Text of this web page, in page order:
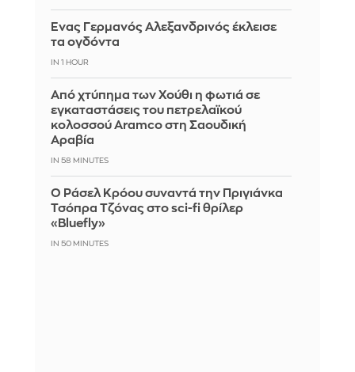
Ένας Γερμανός Αλεξανδρινός έκλεισε
τα ογδόντα
IN 1 HOUR
Από χτύπημα των Χούθι η φωτιά σε
εγκαταστάσεις του πετρελαϊκού
κολοσσού Aramco στη Σαουδική
Αραβία
IN 58 MINUTES
Ο Ράσελ Κρόου συναντά την Πριγιάνκα
Τσόπρα Τζόνας στο sci-fi θρίλερ
«Bluefly»
IN 50 MINUTES